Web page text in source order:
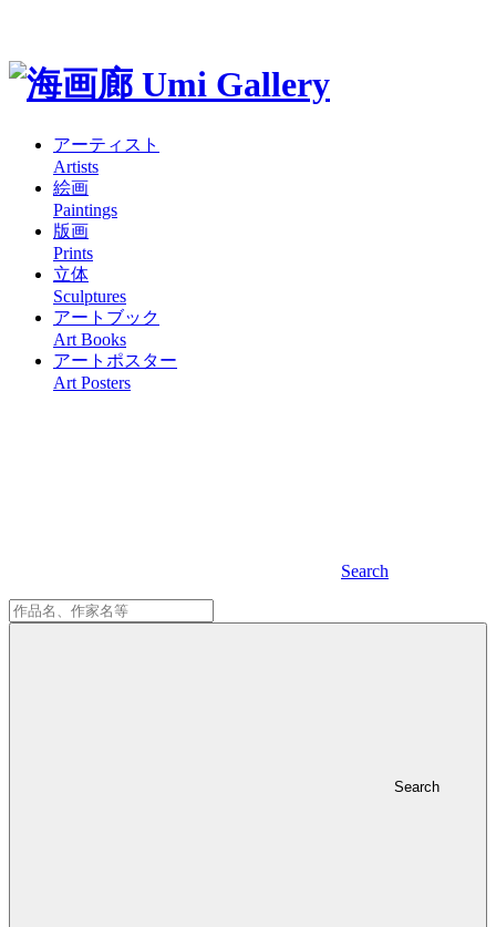
アーティスト
Artists
絵画
Paintings
版画
Prints
立体
Sculptures
アートブック
Art Books
アートポスター
Art Posters
Search
Search